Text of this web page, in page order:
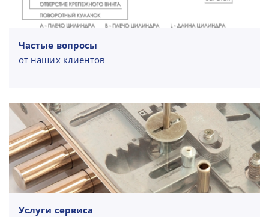
Частые вопросы
от наших клиентов
Услуги сервиса